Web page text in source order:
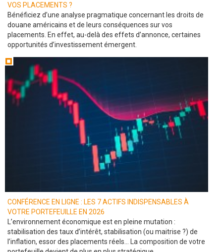
VOS PLACEMENTS ?
Bénéficiez d’une analyse pragmatique concernant les droits de
douane américains et de leurs conséquences sur vos
placements. En effet, au-delà des effets d’annonce, certaines
opportunités d’investissement émergent.
CONFÉRENCE EN LIGNE : LES 7 ACTIFS INDISPENSABLES À
VOTRE PORTEFEUILLE EN 2026
L’environnement économique est en pleine mutation :
stabilisation des taux d’intérêt, stabilisation (ou maitrise ?) de
l’inflation, essor des placements réels… La composition de votre